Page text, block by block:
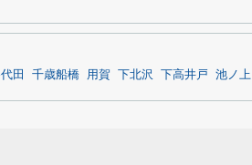
田 千歳船橋 用賀 下北沢 下高井戸 池ノ上